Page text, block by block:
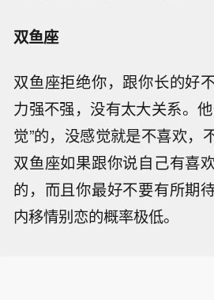
双鱼座
双鱼座拒绝你，跟你长的好
力强不强，没有太大关系。
觉”的，没感觉就是不喜欢，
双鱼座如果跟你说自己有喜
的，而且你最好不要有所期
内移情别恋的概率极低。